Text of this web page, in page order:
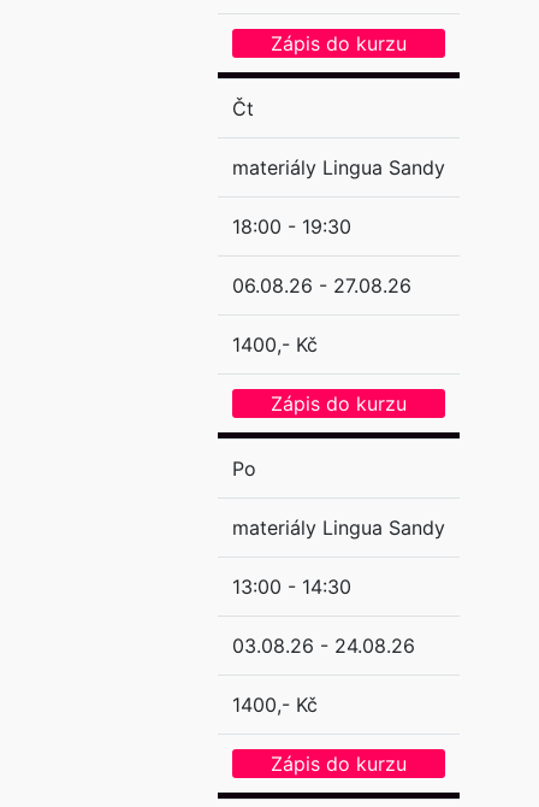
Zápis do kurzu
Čt
materiály Lingua Sandy
18:00 - 19:30
06.08.26 - 27.08.26
1400,- Kč
Zápis do kurzu
Po
materiály Lingua Sandy
13:00 - 14:30
03.08.26 - 24.08.26
1400,- Kč
Zápis do kurzu